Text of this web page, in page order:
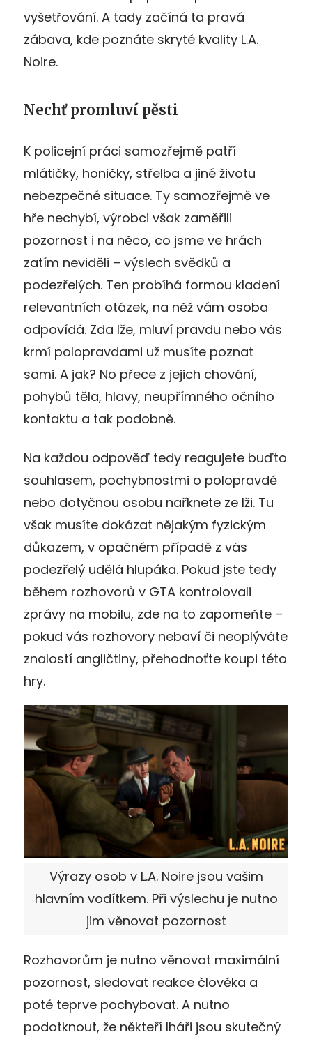
vyšetřování. A tady začíná ta pravá
zábava, kde poznáte skryté kvality L.A.
Noire.
Nechť promluví pěsti
K policejní práci samozřejmě patří
mlátičky, honičky, střelba a jiné životu
nebezpečné situace. Ty samozřejmě ve
hře nechybí, výrobci však zaměřili
pozornost i na něco, co jsme ve hrách
zatím neviděli – výslech svědků a
podezřelých. Ten probíhá formou kladení
relevantních otázek, na něž vám osoba
odpovídá. Zda lže, mluví pravdu nebo vás
krmí polopravdami už musíte poznat
sami. A jak? No přece z jejich chování,
pohybů těla, hlavy, neupřímného očního
kontaktu a tak podobně.
Na každou odpověď tedy reagujete buďto
souhlasem, pochybnostmi o polopravdě
nebo dotyčnou osobu nařknete ze lži. Tu
však musíte dokázat nějakým fyzickým
důkazem, v opačném případě z vás
podezřelý udělá hlupáka. Pokud jste tedy
během rozhovorů v GTA kontrolovali
zprávy na mobilu, zde na to zapomeňte –
pokud vás rozhovory nebaví či neoplýváte
znalostí angličtiny, přehodnoťte koupi této
hry.
Výrazy osob v L.A. Noire jsou vašim
hlavním vodítkem. Při výslechu je nutno
jim věnovat pozornost
Rozhovorům je nutno věnovat maximální
pozornost, sledovat reakce člověka a
poté teprve pochybovat. A nutno
podotknout, že někteří lháři jsou skutečný